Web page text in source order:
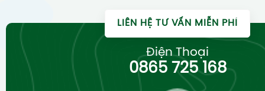
LIÊN HỆ TƯ VẤN MIỄN PHÍ
Điện Thoại
0865 725 168